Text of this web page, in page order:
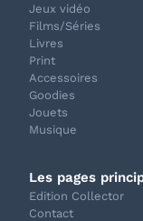
Jeux vidéo
Films/Séries
Livres
Print
Accessoires
Goodies
Jouets
Musique
Les pages
Edition Collector
Contact